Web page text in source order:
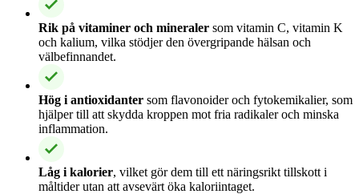
Rik på vitaminer och mineraler som vitamin C, vitamin K
och kalium, vilka stödjer den övergripande hälsan och
välbefinnandet.
Hög i antioxidanter som flavonoider och fytokemikalier, som
hjälper till att skydda kroppen mot fria radikaler och minska
inflammation.
Låg i kalorier, vilket gör dem till ett näringsrikt tillskott i
måltider utan att avsevärt öka kaloriintaget.